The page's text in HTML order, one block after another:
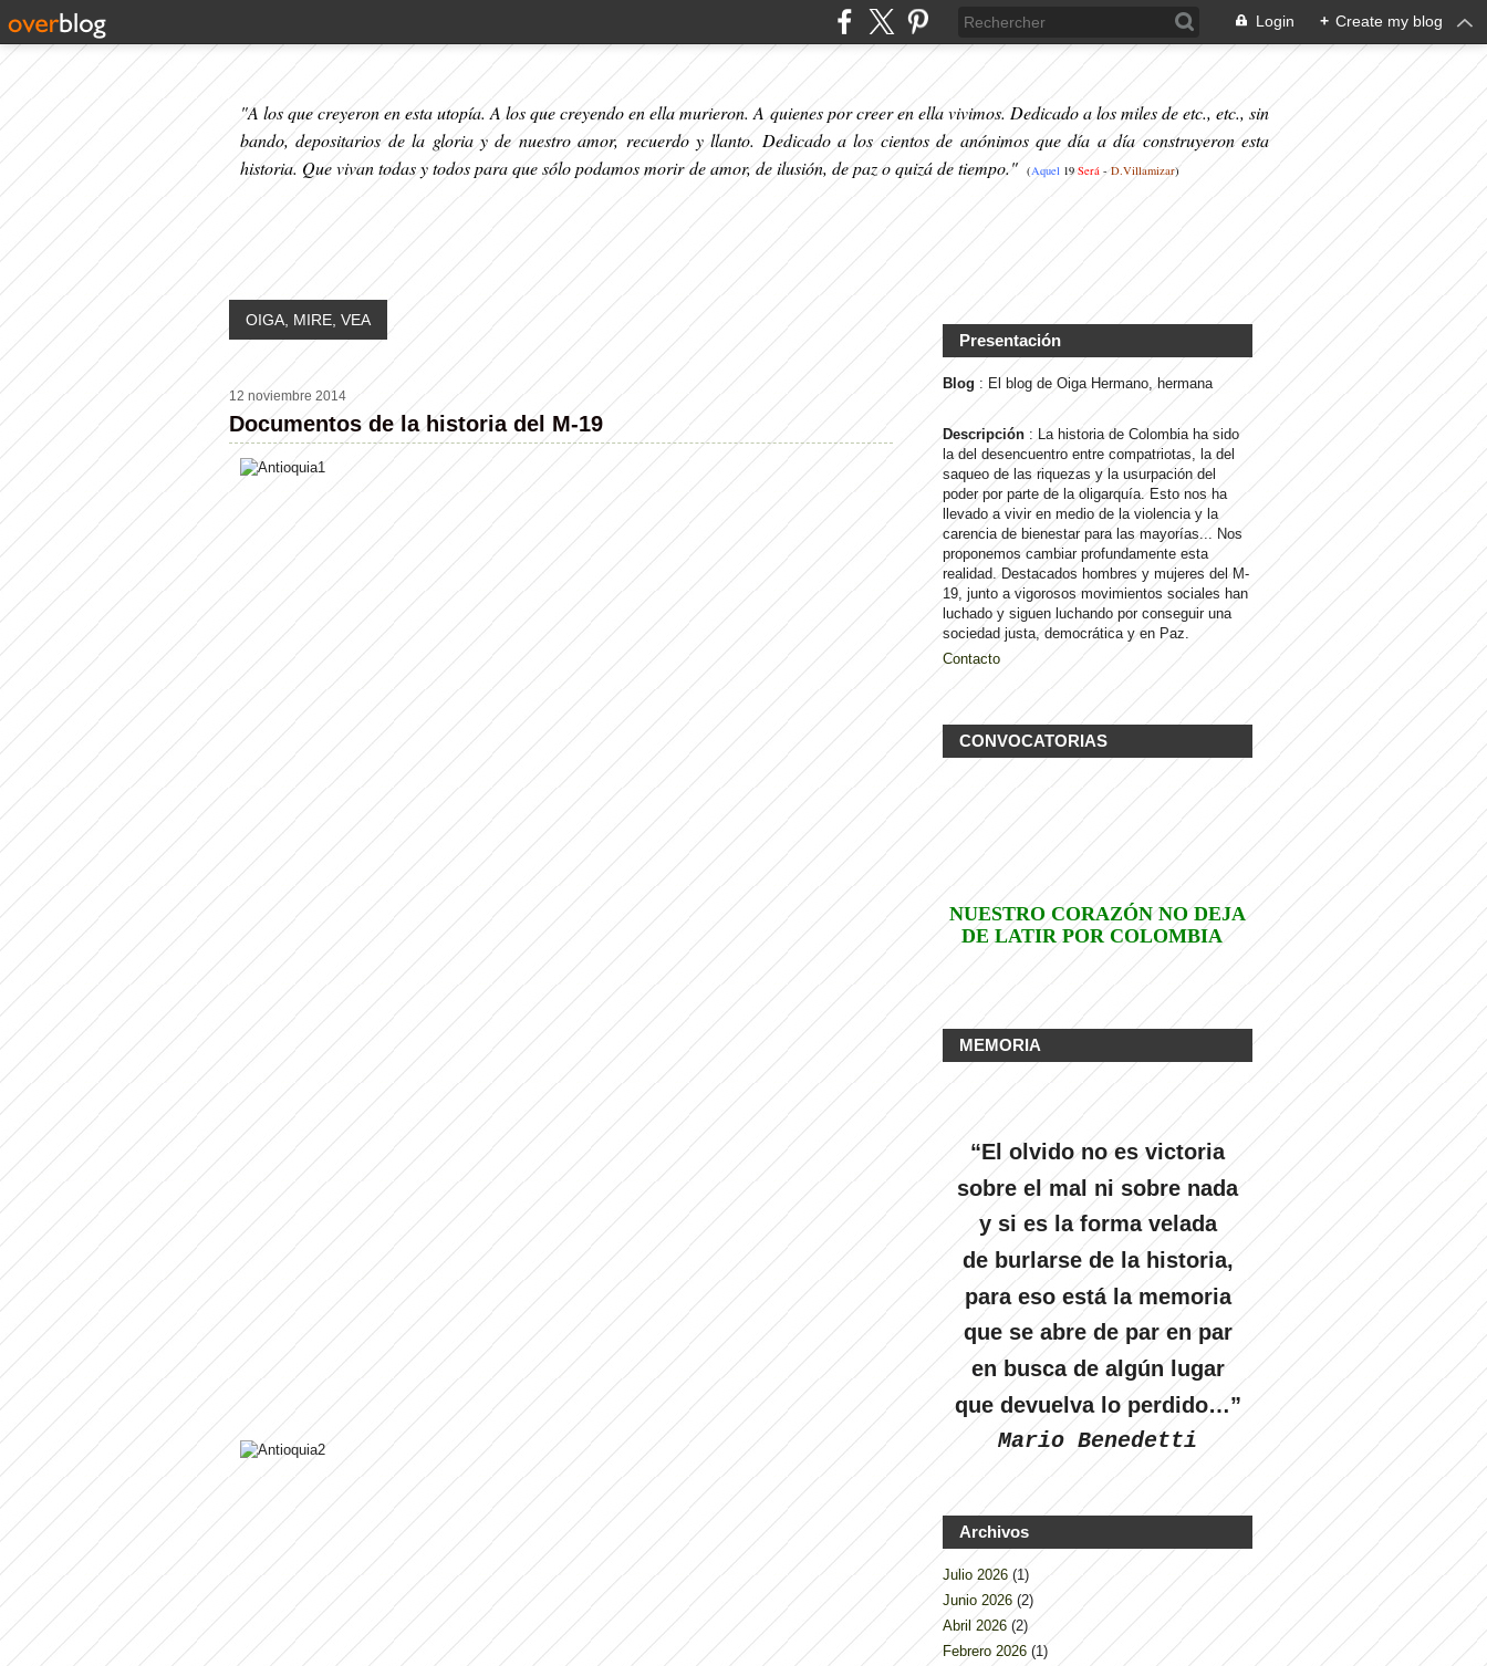
Login + Create my blog
"A los que creyeron en esta utopía. A los que creyendo en ella murieron. A quienes por creer en ella vivimos. Dedicado a los miles de etc., etc., sin
bando, depositarios de la gloria y de nuestro amor, recuerdo y llanto. Dedicado a los cientos de anónimos que día a día construyeron esta
historia. Que vivan todas y todos para que sólo podamos morir de amor, de ilusión, de paz o quizá de tiempo." (Aquel 19 Será - D.Villamizar)
OIGA, MIRE, VEA
12 noviembre 2014
Documentos de la historia del M-19
Presentación
Blog : El blog de Oiga Hermano, hermana
Descripción : La historia de Colombia ha sido
la del desencuentro entre compatriotas, la del
saqueo de las riquezas y la usurpación del
poder por parte de la oligarquía. Esto nos ha
llevado a vivir en medio de la violencia y la
carencia de bienestar para las mayorías... Nos
proponemos cambiar profundamente esta
realidad. Destacados hombres y mujeres del M-
19, junto a vigorosos movimientos sociales han
luchado y siguen luchando por conseguir una
sociedad justa, democrática y en Paz.
Contacto
CONVOCATORIAS
NUESTRO CORAZÓN NO DEJA
DE LATIR POR COLOMBIA
MEMORIA
“El olvido no es victoria
sobre el mal ni sobre nada
y si es la forma velada
de burlarse de la historia,
para eso está la memoria
que se abre de par en par
en busca de algún lugar
que devuelva lo perdido…”
Mario Benedetti
Archivos
Julio 2026 (1)
Junio 2026 (2)
Abril 2026 (2)
Febrero 2026 (1)